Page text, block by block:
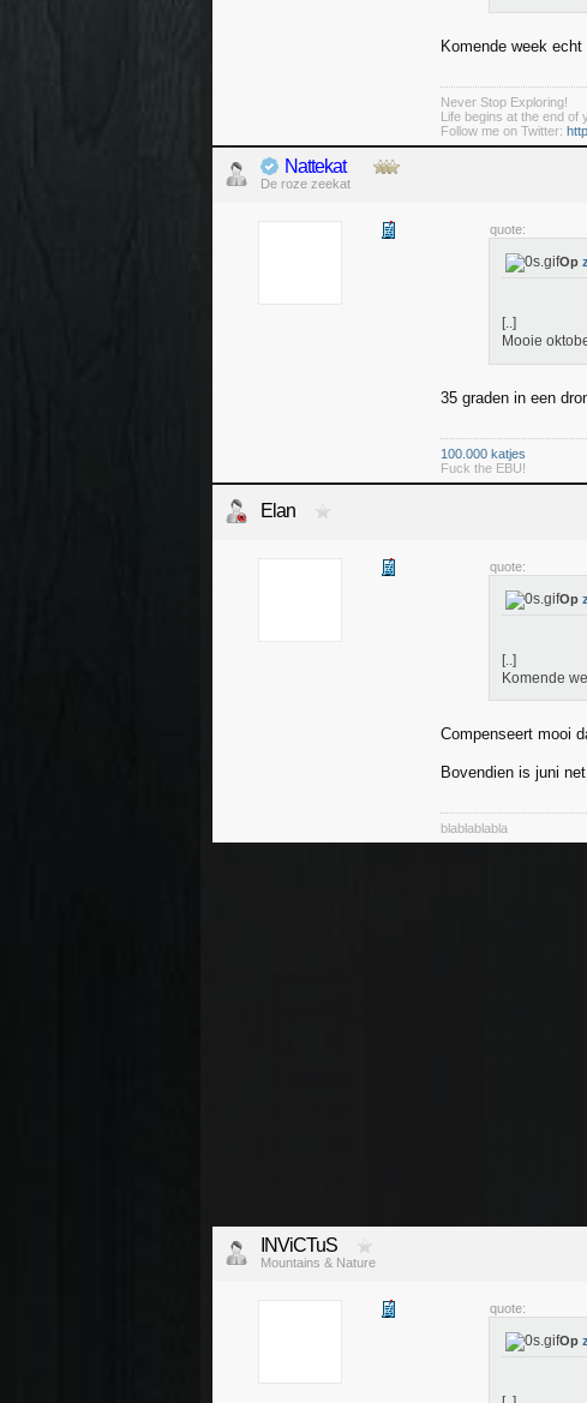
Komende week
Never Stop Exploring!
Life begins at the end of
Follow me on Twitter:
Nattekat
De roze zeekat
quote:
Op
[..]
Mooie
35 graden in een
100.000 katjes
Fuck the EBU!
Elan
quote:
Op
[..]
Komende
Compenseert mooi
Bovendien is juni
blablablabla
INViCTuS
Mountains & Nature
quote:
Op